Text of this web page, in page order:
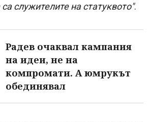
са служителите на статуквото".
Радев очаквал кампания
на идеи, не на
компромати. А юмрукът
обединявал